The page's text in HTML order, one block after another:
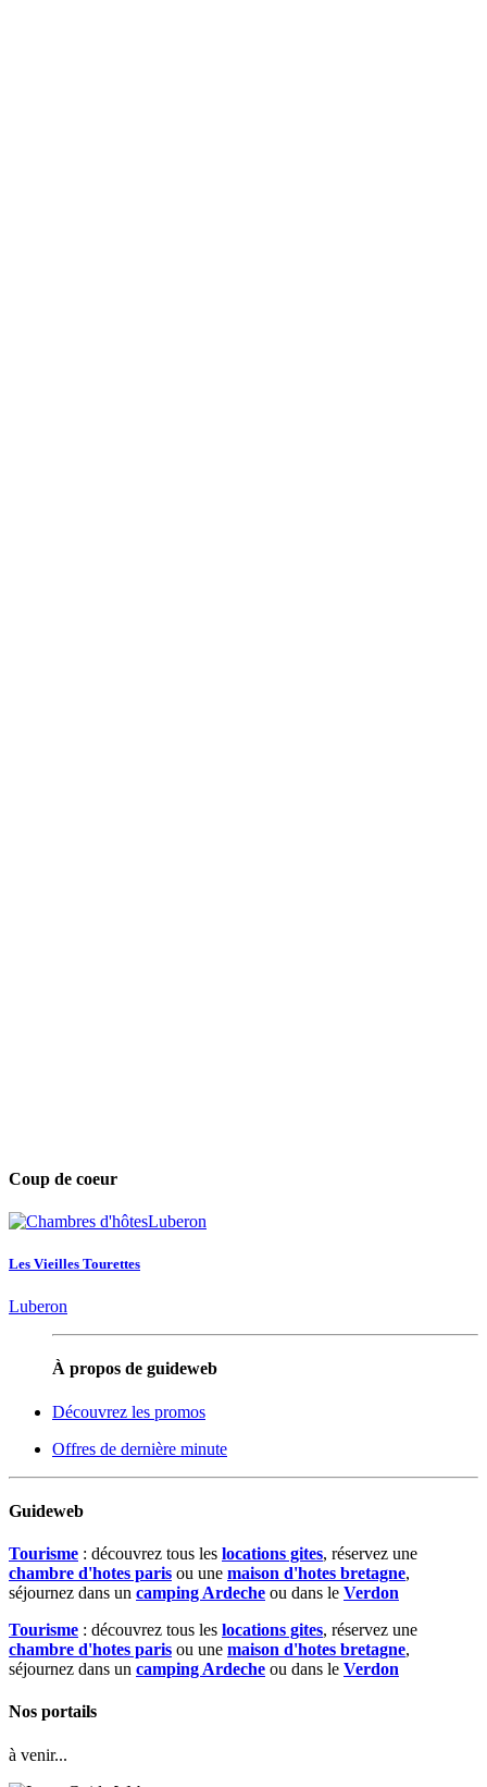
Coup de coeur
Les Vieilles Tourettes
Luberon
À propos de guideweb
Découvrez les promos
Offres de dernière minute
Guideweb
Tourisme : découvrez tous les locations gites, réservez une
chambre d'hotes paris ou une maison d'hotes bretagne,
séjournez dans un camping Ardeche ou dans le Verdon
Tourisme : découvrez tous les locations gites, réservez une
chambre d'hotes paris ou une maison d'hotes bretagne,
séjournez dans un camping Ardeche ou dans le Verdon
Nos portails
à venir...